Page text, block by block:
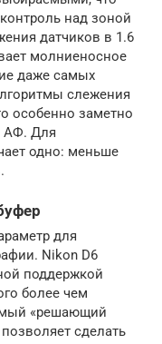
над зоной
датчиков в 1.6
молниеносное
даже самых
слежения
особенно заметно
АФ. Для
одно: меньше
для
Nikon D6
поддержкой
более чем
«решающий
сделать